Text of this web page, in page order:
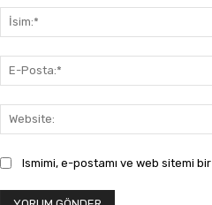
Ismimi, e-postamı ve web sitemi